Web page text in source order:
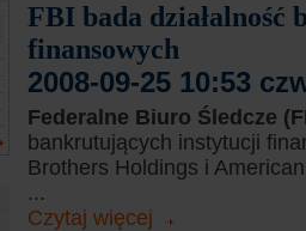
FBI bada
finansowych
2008-09-25 10:53
Federalne Biuro Śledcze
bankrutujących instytucji
Brothers Holdings i
...
Czytaj więcej